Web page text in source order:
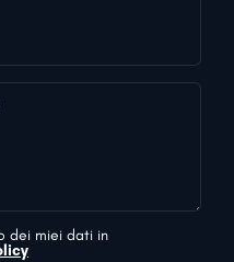
dei miei dati in